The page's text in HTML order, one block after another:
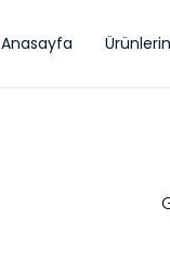
Anasayfa